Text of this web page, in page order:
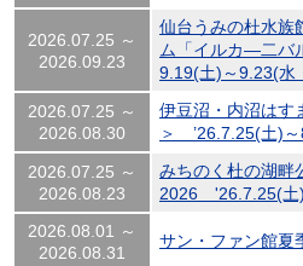
2026.07.25 ～
2026.09.23
仙台うみの杜水
ム「イルカ―二バ
9.19(土)～9.23(
2026.07.25 ～
2026.08.30
伊豆沼・内沼はす
＞ ’26.7.25(土)～
2026.07.25 ～
2026.08.23
みちのく杜の湖
2026 '26.7.25(土
2026.08.01 ～
2026.08.31
サン・ファン館夏